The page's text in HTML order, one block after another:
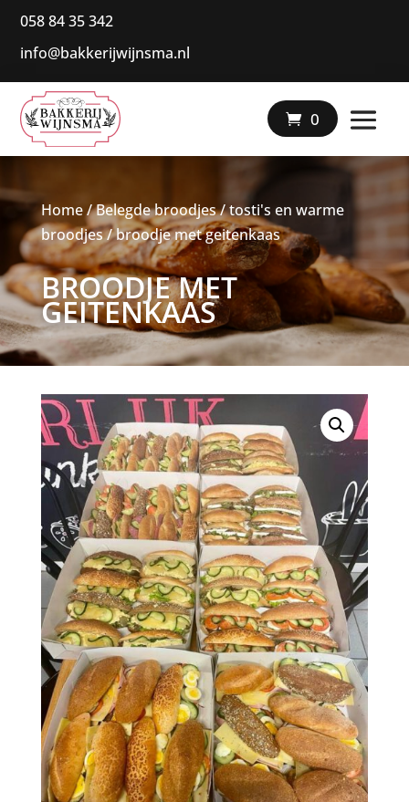
058 84 35 342
|
info@bakkerijwijnsma.nl
0
Home/Belegde broodjes / tosti's en warme
broodjes/ broodje met geitenkaas
BROODJE MET
GEITENKAAS